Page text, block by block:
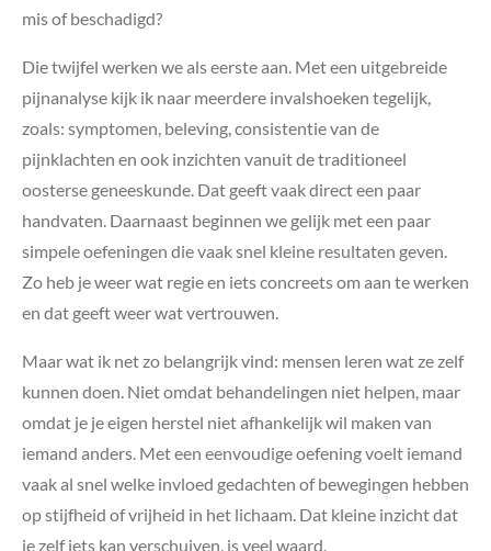
mis of beschadigd?
Die twijfel werken we als eerste aan. Met een uitgebreide
pijnanalyse kijk ik naar meerdere invalshoeken tegelijk,
zoals: symptomen, beleving, consistentie van de
pijnklachten en ook inzichten vanuit de traditioneel
oosterse geneeskunde. Dat geeft vaak direct een paar
handvaten. Daarnaast beginnen we gelijk met een paar
simpele oefeningen die vaak snel kleine resultaten geven.
Zo heb je weer wat regie en iets concreets om aan te werken
en dat geeft weer wat vertrouwen.
Maar wat ik net zo belangrijk vind: mensen leren wat ze zelf
kunnen doen. Niet omdat behandelingen niet helpen, maar
omdat je je eigen herstel niet afhankelijk wil maken van
iemand anders. Met een eenvoudige oefening voelt iemand
vaak al snel welke invloed gedachten of bewegingen hebben
op stijfheid of vrijheid in het lichaam. Dat kleine inzicht dat
je zelf iets kan verschuiven, is veel waard.